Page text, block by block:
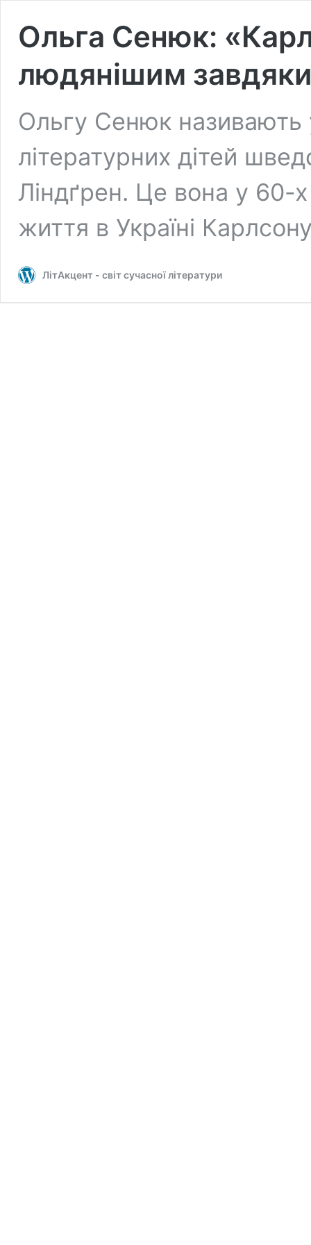
Ольга Сенюк:
людянішим завдяки
Ольгу Сенюк називають
літературних дітей
Ліндґрен. Це вона у 60-
життя в Україні
ЛітАкцент - світ сучасної літератури